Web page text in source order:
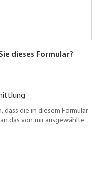
dieses Formular?
dass die in diesem Formular
das von mir ausgewählte